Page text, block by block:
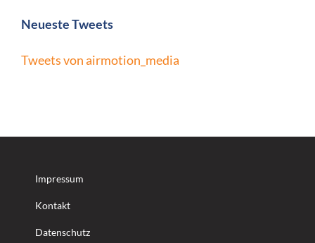
Neueste Tweets
Tweets von airmotion_media
Impressum
Kontakt
Datenschutz